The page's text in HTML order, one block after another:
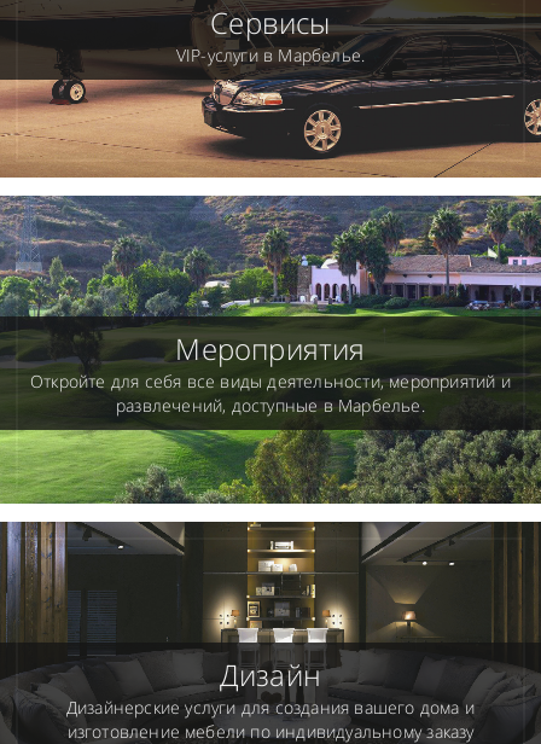
Сервисы
VIP-услуги в Марбелье.
Мероприятия
Откройте для себя все виды деятельности, мероприятий и
развлечений, доступные в Марбелье.
Дизайн
Дизайнерские услуги для создания вашего дома и
изготовление мебели по индивидуальному заказу